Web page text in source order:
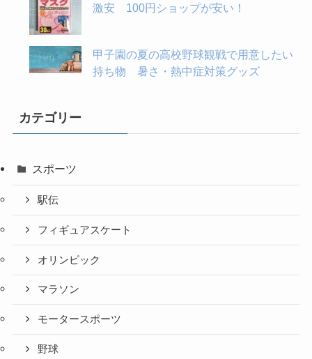
激安 100円ショップが安い！
甲子園の夏の高校野球観戦で用意したい
持ち物 暑さ・熱中症対策グッズ
カテゴリー
スポーツ
駅伝
フィギュアスケート
オリンピック
マラソン
モータースポーツ
野球